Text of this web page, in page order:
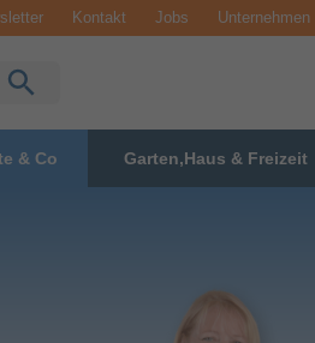
Kontakt Jobs Unternehmen
& Co Garten,Haus & Freizeit